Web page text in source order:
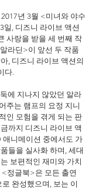
년 3월 <미녀와 야수
일, 디즈니 라이브 액션
사랑을 받을 세 번째 작
라딘>이 앞선 두 작품
, 디즈니 라이브 액션의
다.
에 지나지 않았던 알라
주는 램프의 요정 지니
인 모험을 겪게 되는 판
까지 디즈니 라이브 액
애니메이션 중에서도 가
들을 실사화 하며, 세대
보편적인 재미와 가치
정글북>은 모든 출연
완성했으며, 보는 이